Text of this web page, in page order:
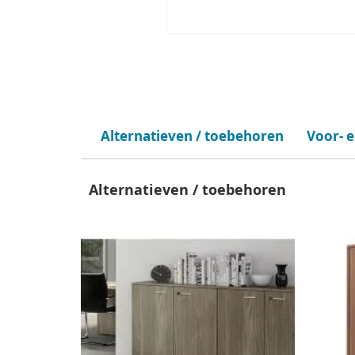
Alternatieven / toebehoren Voor-
Alternatieven / toebehoren